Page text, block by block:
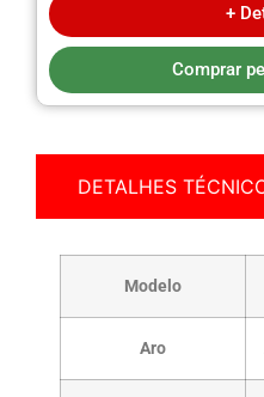
+
Comprar
DETALHES
Modelo
Aro